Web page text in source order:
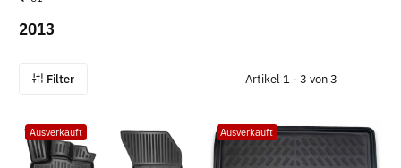
2013
Filter Artikel 1 - 3 von 3
Ausverkauft Ausverkauft